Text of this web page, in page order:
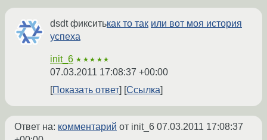
dsdt фикситькак то так или вот моя история
успеха
init_6 ★★★★★
07.03.2011 17:08:37 +00:00
Показать ответ
Ссылка
Ответ на: комментарий от init_6 07.03.2011 17:08:37